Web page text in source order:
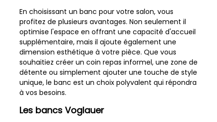
En choisissant un banc pour votre salon, vous
profitez de plusieurs avantages. Non seulement il
optimise l'espace en offrant une capacité d'accueil
supplémentaire, mais il ajoute également une
dimension esthétique à votre pièce. Que vous
souhaitiez créer un coin repas informel, une zone de
détente ou simplement ajouter une touche de style
unique, le banc est un choix polyvalent qui répondra
à vos besoins.
Les bancs Voglauer